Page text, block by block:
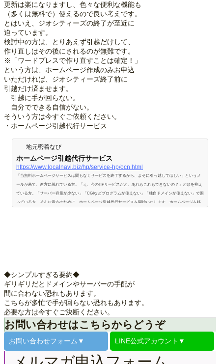
更新は楽になりますし、色々な便利な機能も
（多くは無料で）使えるので良い考えです。
とはいえ、ジオシティーズの終了が至近に
迫っています。
検討中の方は、とりあえず引越だけして、
作り直しはその後にされるのが無難です。
※「ワードプレスで作り直すことは確定！」
という方は、ホームページ作成のみお申込
いただければ、ジオシティーズ終了前に
引越だけ済ませます。
引越に手が回らない。
自分でできる自信がない。
そういう方は今すぐご依頼ください。
・ホームページ引越代行サービス
地元密着なび
ホームページ引越代行サービス
https://www.localnavi.biz/hp/service-hp/ocn.html
「当無料ホームページサービスは間もなくサービスを終了するから、よそに引っ越してほしい」というメ
ールが来て、途方に暮れている方。「え、今のHPサービスだと、あれもこれもできないの？」と頭を抱え
ている方。「サーバー容量が少ない」「CGIなどプログラムが使えない」「独自ドメインが使えない」で困
っている方。そんな貴方のために、ホームページ引越代行サービスを開始いたします。ホームページを移
◆シンプルすぎる要約◆
ギリギリだとドメインやサーバーの手配が
間に合わない恐れもあります。
こちらが多忙で手が回らない恐れもあります。
必要な方は今すぐご決断ください。
お問い合わせはこちらからどうぞ
お問い合わせフォーム▼ LINE公式アカウント▼